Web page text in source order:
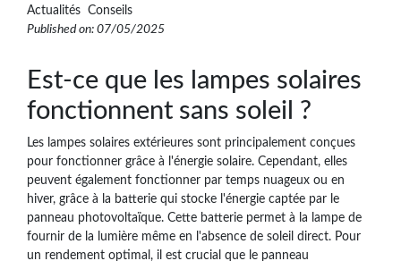
Actualités Conseils
Published on: 07/05/2025
Est-ce que les lampes solaires
fonctionnent sans soleil ?
Les lampes solaires extérieures sont principalement conçues
pour fonctionner grâce à l'énergie solaire. Cependant, elles
peuvent également fonctionner par temps nuageux ou en
hiver, grâce à la batterie qui stocke l'énergie captée par le
panneau photovoltaïque. Cette batterie permet à la lampe de
fournir de la lumière même en l'absence de soleil direct. Pour
un rendement optimal, il est crucial que le panneau